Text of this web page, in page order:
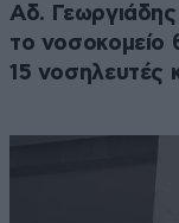
Αδ.
το νοσοκομείο
15 νοσηλευτές